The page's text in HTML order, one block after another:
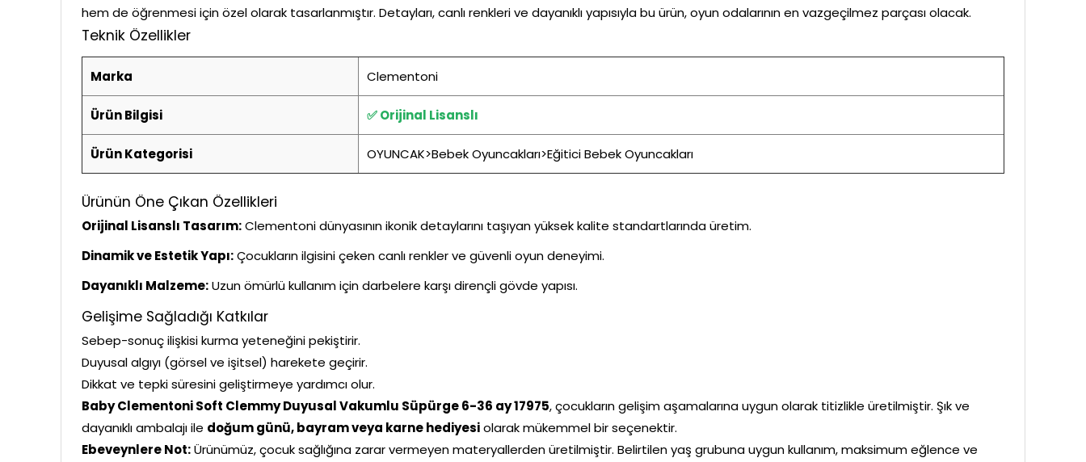
hem de öğrenmesi için özel olarak tasarlanmıştır. Detayları, canlı renkleri ve dayanıklı yapısıyla bu ürün, oyun odalarının en vazgeçilmez parçası olacak.
Teknik Özellikler
Marka Clementoni
Ürün Bilgisi ✅ Orijinal Lisanslı
Ürün Kategorisi OYUNCAK>Bebek Oyuncakları>Eğitici Bebek Oyuncakları
Ürünün Öne Çıkan Özellikleri
Orijinal Lisanslı Tasarım:Clementoni dünyasının ikonik detaylarını taşıyan yüksek kalite standartlarında üretim.
Dinamik ve Estetik Yapı:Çocukların ilgisini çeken canlı renkler ve güvenli oyun deneyimi.
Dayanıklı Malzeme:Uzun ömürlü kullanım için darbelere karşı dirençli gövde yapısı.
Gelişime Sağladığı Katkılar
Sebep-sonuç ilişkisi kurma yeteneğini pekiştirir.
Duyusal algıyı (görsel ve işitsel) harekete geçirir.
Dikkat ve tepki süresini geliştirmeye yardımcı olur.
Baby Clementoni Soft Clemmy Duyusal Vakumlu Süpürge 6-36 ay 17975, çocukların gelişim aşamalarına uygun olarak titizlikle üretilmiştir. Şık ve
dayanıklı ambalajı ile doğum günü, bayram veya karne hediyesiolarak mükemmel bir seçenektir.
Ebeveynlere Not:Ürünümüz, çocuk sağlığına zarar vermeyen materyallerden üretilmiştir. Belirtilen yaş grubuna uygun kullanım, maksimum eğlence ve